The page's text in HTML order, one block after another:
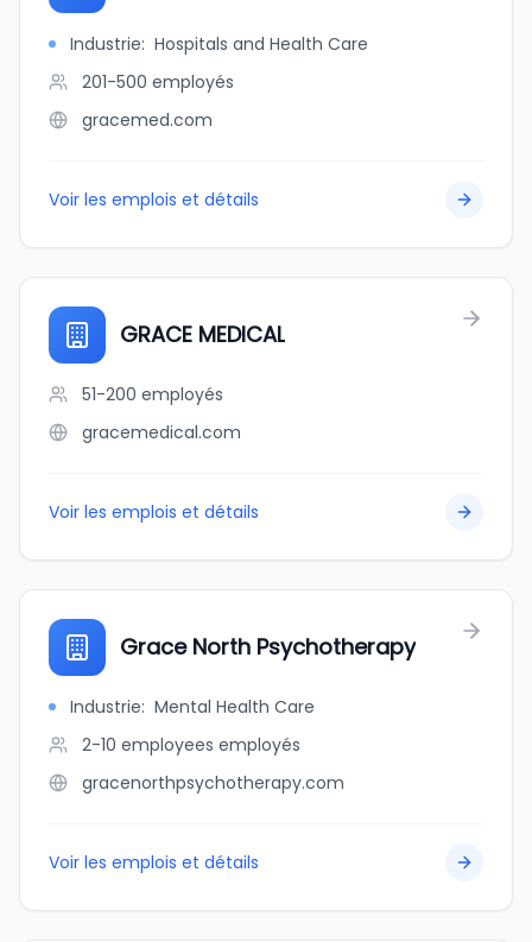
Industrie: Hospitals and Health Care
201-500 employés
gracemed.com
Voir les emplois et détails
GRACE MEDICAL
51-200 employés
gracemedical.com
Voir les emplois et détails
Grace North Psychotherapy
Industrie: Mental Health Care
2-10 employees employés
gracenorthpsychotherapy.com
Voir les emplois et détails